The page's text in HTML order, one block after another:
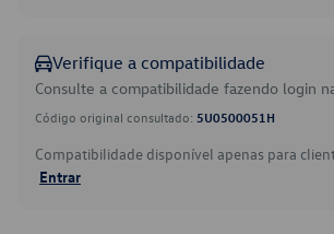
Verifique a compatibilidade
Consulte a compatibilidade fazendo login
Código original consultado: 5U0500051H
Compatibilidade disponível apenas para
Entrar